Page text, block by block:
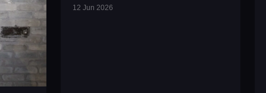
12 Jun 2026